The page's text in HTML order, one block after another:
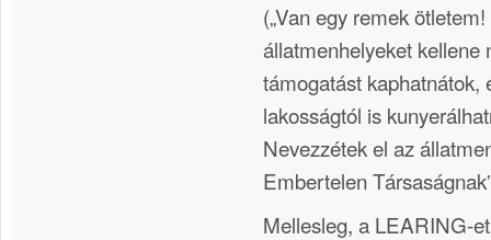
(„Van egy remek
állatmenhelyeket kellene
támogatást kaphatnátok,
lakosságtól is
Nevezzétek el az
Embertelen
Mellesleg, a LEARING-